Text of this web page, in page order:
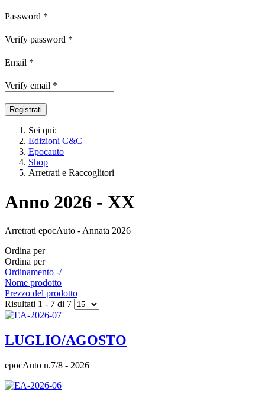
Password *
Verify password *
Email *
Verify email *
Registrati
Sei qui:
Edizioni C&C
Epocauto
Shop
Arretrati e Raccoglitori
Anno 2026 - XX
Arretrati epocAuto - Annata 2026
Ordina per
Ordina per
Ordinamento -/+
Nome prodotto
Prezzo del prodotto
Risultati 1 - 7 di 7
LUGLIO/AGOSTO
epocAuto n.7/8 - 2026